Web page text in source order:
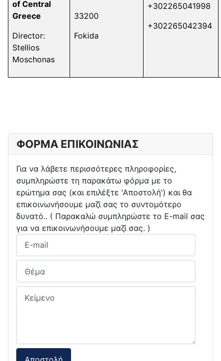
ΦΟΡΜΑ ΕΠΙΚΟΙΝΩΝΙΑΣ
Για να λάβετε περισσότερες πληροφορίες,
συμπληρώστε τη παρακάτω φόρμα με το
ερώτημα σας (και επιλέξτε 'Αποστολή') και θα
επικοινωνήσουμε μαζί σας το συντομότερο
δυνατό.. ( Παρακαλώ συμπληρώστε το E-mail σας
για να επικοινωνήσουμε μαζί σας. )
of Central
Greece
Director:
Stellios
Moschonas
33200
Fokida
+302265041998
+302265042394